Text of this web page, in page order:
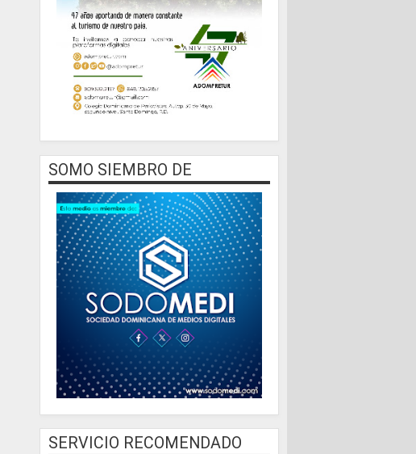
SOMO SIEMBRO DE
SERVICIO RECOMENDADO